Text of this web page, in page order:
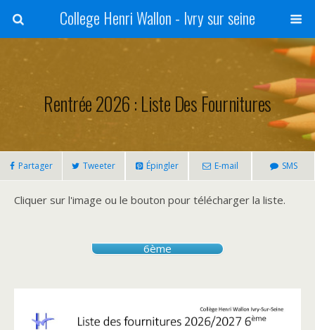
College Henri Wallon - Ivry sur seine
Rentrée 2026 : Liste Des Fournitures
Partager Tweeter Épingler E-mail SMS
Cliquer sur l'image ou le bouton pour télécharger la liste.
6ème